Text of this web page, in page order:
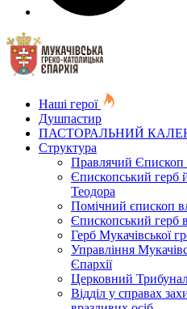
Наші герої
Душпастир
ПАСТОРАЛЬНИЙ
Структура
Правлячий Єпископ
Єпископський герб
Теодора
Помічний єпископ
Єпископський герб
Герб Мукачівської
Управління
Єпархії
Церковний
Відділ у справах